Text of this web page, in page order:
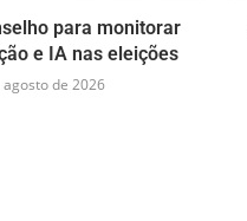
para monitorar
e IA nas eleições
agosto de 2026